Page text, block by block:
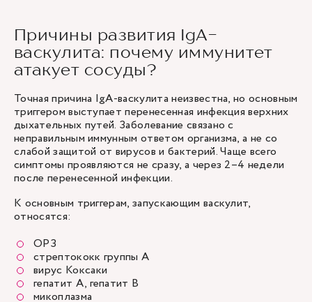
Причины развития IgA-
васкулита: почему иммунитет
атакует сосуды?
Точная причина IgA-васкулита неизвестна, но основным
триггером выступает перенесенная инфекция верхних
дыхательных путей. Заболевание связано с
неправильным иммунным ответом организма, а не со
слабой защитой от вирусов и бактерий. Чаще всего
симптомы проявляются не сразу, а через 2–4 недели
после перенесенной инфекции.
К основным триггерам, запускающим васкулит,
относятся:
ОРЗ
стрептококк группы А
вирус Коксаки
гепатит А, гепатит В
микоплазма